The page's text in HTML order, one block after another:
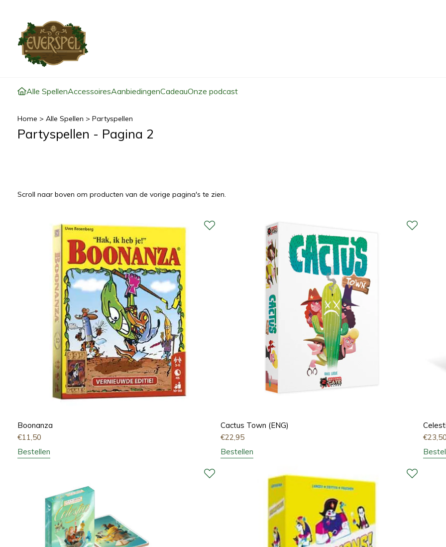
Alle SpellenAccessoiresAanbiedingenCadeauOnze podcast
Home > Alle Spellen > Partyspellen
Partyspellen - Pagina 2
Scroll naar boven om producten van de vorige pagina's te zien.
Boonanza
€11,50
Bestellen
Cactus Town (ENG)
€22,95
Bestellen
€